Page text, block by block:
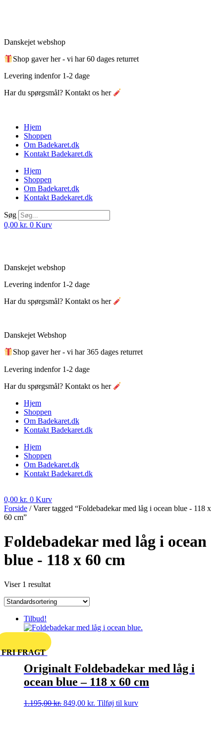
Danskejet webshop
Shop gaver her - vi har 60 dages returret
Levering indenfor 1-2 dage
Har du spørgsmål? Kontakt os her
Hjem
Shoppen
Om Badekaret.dk
Kontakt Badekaret.dk
Hjem
Shoppen
Om Badekaret.dk
Kontakt Badekaret.dk
Søg
0,00 kr. 0 Kurv
Danskejet webshop
Levering indenfor 1-2 dage
Har du spørgsmål? Kontakt os her
Danskejet Webshop
Shop gaver her - vi har 365 dages returret
Levering indenfor 1-2 dage
Har du spørgsmål? Kontakt os her
Hjem
Shoppen
Om Badekaret.dk
Kontakt Badekaret.dk
Hjem
Shoppen
Om Badekaret.dk
Kontakt Badekaret.dk
0,00 kr. 0 Kurv
Forside / Varer tagged “Foldebadekar med låg i ocean blue - 118 x
60 cm”
Foldebadekar med låg i ocean
blue - 118 x 60 cm
Viser 1 resultat
Tilbud!
FRAGT
Originalt Foldebadekar med låg i
ocean blue – 118 x 60 cm
1.195,00kr. Den
849,00 kr. Den
Tilføj til kurv